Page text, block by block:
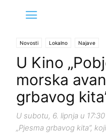
Novosti Lokalno Najave
U Kino
morska
grbavog
U subotu, 6. lipnja u
„Pjesma grbavog kita”,